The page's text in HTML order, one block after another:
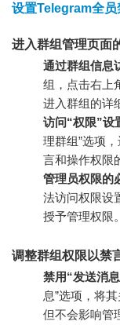
设置Telegram全
进入群组管理页面
通过群组信息
组，点击右上
进入群组的详
访问“权限”设
理群组”选项
言和操作权限
管理员权限的
法访问权限设
授予管理权限。
调整群组权限以禁
禁用“发送消
息”选项，将
但不会影响管